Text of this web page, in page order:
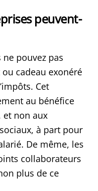
peuvent-
ne pouvez pas
ou cadeau exonéré
Cet
au bénéfice
et non aux
à part pour
De même, les
collaborateurs
plus de ce